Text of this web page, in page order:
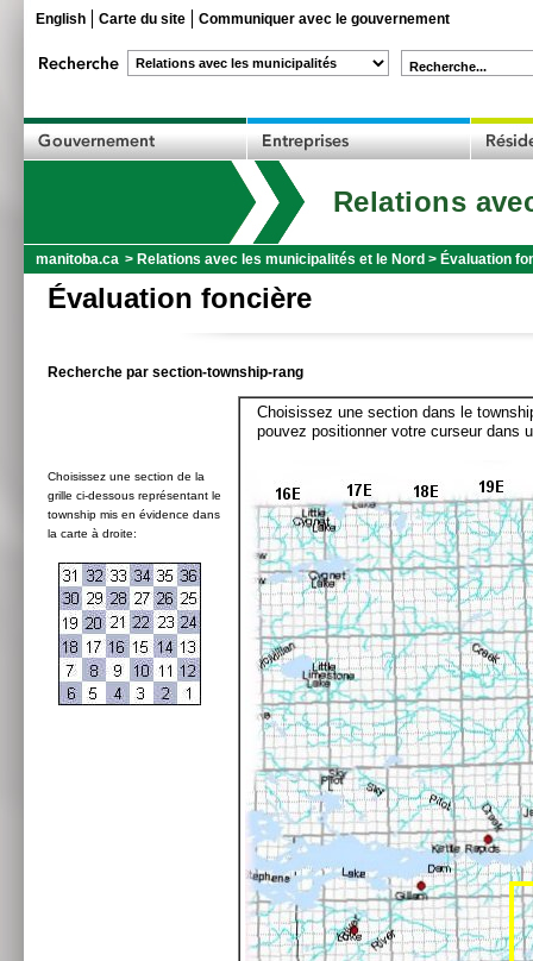
English Carte du site Communiquer avec le gouvernement
Recherche...
Relations
manitoba.ca > Relations avec les municipalités et le Nord > Évaluation
Évaluation foncière
Recherche par section-township-rang
Choisissez une section de la
grille ci-dessous représentant le
township mis en évidence dans
la carte à droite:
Choisissez une section dans le
pouvez positionner votre curseur dans